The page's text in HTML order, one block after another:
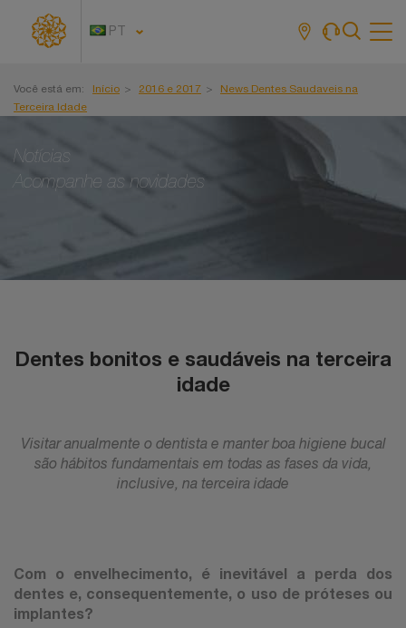
PT
Você está em: Início 2016 e 2017
News Dentes Saudaveis na
Terceira Idade
Notícias
Acompanhe as novidades
Dentes bonitos e saudáveis na terceira
idade
Visitar anualmente o dentista e manter boa higiene bucal
são hábitos fundamentais em todas as fases da vida,
inclusive, na terceira idade
Com o envelhecimento, é inevitável a perda dos
dentes e, consequentemente, o uso de próteses ou
implantes?